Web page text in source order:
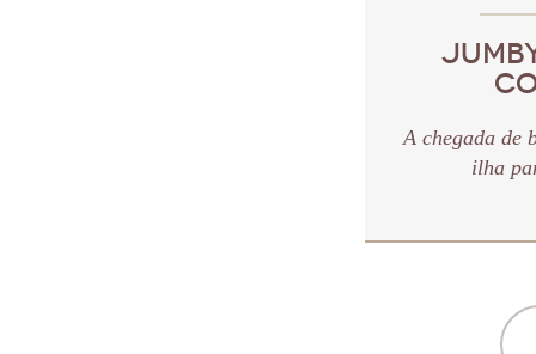
A chegada de
ilha